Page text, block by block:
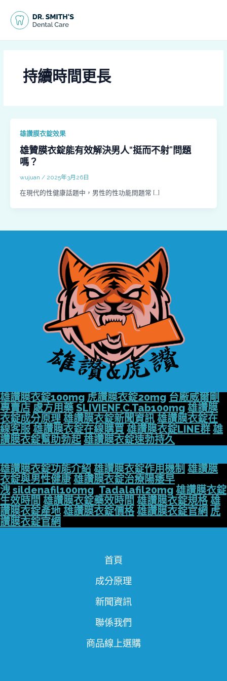
持續時間更長
雄讚膜衣錠效果
雄贊膜衣錠能有效解決男人“挺而不射”問題
嗎？
wujuan / 2025年3月26日
在現代的性健康話題中，男性的性功能問題常 […]
雄讚膜衣錠100mg 虎讚膜衣錠20mg 台廠威爾剛
專賣店 處方用藥 SLIVIENF.C.Tab100mg 雄讚膜
衣錠成分原理 雄讚膜衣錠新聞資訊 雄讚膜衣錠在
線客服 雄讚膜衣錠在線購買 雄讚膜衣錠LINE群 雄
讚膜衣錠幫助勃起 雄讚膜衣錠速勃持久
雄讚膜衣錠功能介紹 雄讚膜衣錠作用機制 雄讚膜
衣錠與男性健康 雄讚膜衣錠治療陽痿早
洩 sildenafil100mg Tadalafil20mg 雄讚膜衣錠
生效時間 雄讚膜衣錠藥效時間 雄讚膜衣錠規格 雄
讚膜衣錠產地 雄讚膜衣錠價格 雄讚膜衣錠官網 虎
讚膜衣錠官網
首頁
成分原理
新聞資訊
聯係我們
商品線上選購